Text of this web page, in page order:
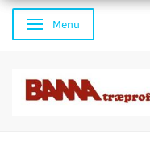
Skifte navigation
Menu